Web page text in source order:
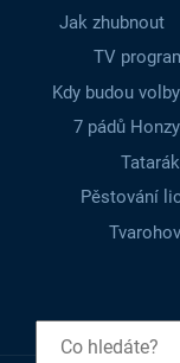
Jak zhubnout
TV
Kdy budou volby
7 pádů
Pěstování